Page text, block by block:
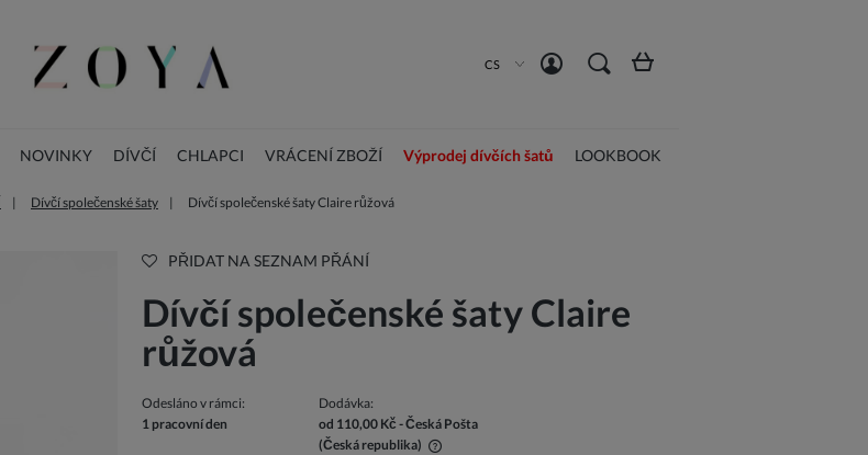
CS
NOVINKY DÍVČÍ CHLAPCI VRÁCENÍ ZBOŽÍ Výprodej dívčích šatů LOOKBOOK
Dívčí společenské šaty Dívčí společenské šaty Claire růžová
PŘIDAT NA SEZNAM PŘÁNÍ
Dívčí společenské šaty Claire
růžová
Odesláno v rámci:
1 pracovní den
Dodávka:
od 110,00 Kč - Česká Pošta
(Česká republika)